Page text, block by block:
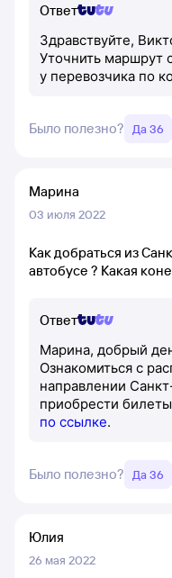
Ответ
Здравствуйте,
Уточнить маршрут
у перевозчика по
Было полезно? Да 36
Марина
03 июля 2022
Как добраться из
автобусе ? Какая
Ответ
Марина, добрый
Ознакомиться с
направлении
приобрести
по ссылке.
Было полезно? Да 36
Юлия
26 мая 2022